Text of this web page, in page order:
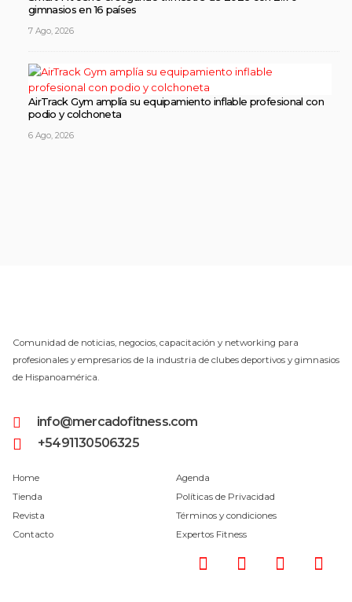
gimnasios en 16 países
7 Ago, 2026
AirTrack Gym amplía su equipamiento inflable profesional con
podio y colchoneta
6 Ago, 2026
Comunidad de noticias, negocios, capacitación y networking para
profesionales y empresarios de la industria de clubes deportivos y gimnasios
de Hispanoamérica.
info@mercadofitness.com
+5491130506325
Home
Tienda
Revista
Contacto
Agenda
Políticas de Privacidad
Términos y condiciones
Expertos Fitness